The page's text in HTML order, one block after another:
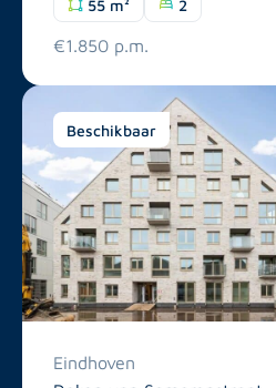
55 m² 2
€1.850 p.m.
Beschikbaar
Eindhoven